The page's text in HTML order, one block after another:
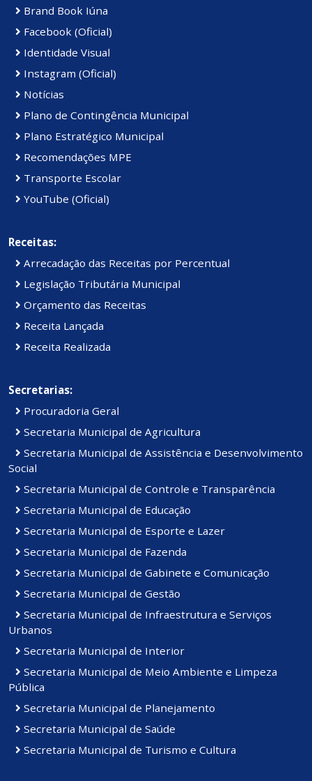
Brand Book Iúna
Facebook (Oficial)
Identidade Visual
Instagram (Oficial)
Notícias
Plano de Contingência Municipal
Plano Estratégico Municipal
Recomendações MPE
Transporte Escolar
YouTube (Oficial)
Receitas:
Arrecadação das Receitas por Percentual
Legislação Tributária Municipal
Orçamento das Receitas
Receita Lançada
Receita Realizada
Secretarias:
Procuradoria Geral
Secretaria Municipal de Agricultura
Secretaria Municipal de Assistência e Desenvolvimento
Social
Secretaria Municipal de Controle e Transparência
Secretaria Municipal de Educação
Secretaria Municipal de Esporte e Lazer
Secretaria Municipal de Fazenda
Secretaria Municipal de Gabinete e Comunicação
Secretaria Municipal de Gestão
Secretaria Municipal de Infraestrutura e Serviços
Urbanos
Secretaria Municipal de Interior
Secretaria Municipal de Meio Ambiente e Limpeza
Pública
Secretaria Municipal de Planejamento
Secretaria Municipal de Saúde
Secretaria Municipal de Turismo e Cultura